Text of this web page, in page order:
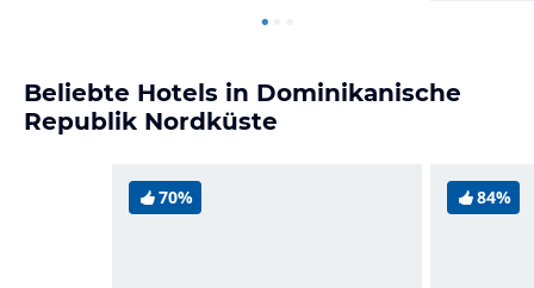
Beliebte Hotels in Dominikanische
Republik Nordküste
70% 84%